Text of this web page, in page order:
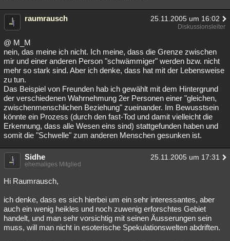
raumrausch 25.11.2005 um 16:02
Diskussionsleiter
@ M_M
nein, das meine ich nicht. Ich meine, dass die Grenze zwischen
mir und einer anderen Person "schwämmiger" werden bzw. nicht
mehr so stark sind. Aber ich denke, dass hat mit der Lebensweise
zu tun.
Das Beispiel von Freunden hab ich gewählt mit dem Hintergrund
der verschiedenen Wahrnehmung 2er Personen einer "gleichen,
zwischenmenschlichen Beziehung" zueinander. Im Bewusstsein
könnte ein Prozess (durch den fast-Tod und damit vielleicht die
Erkennung, dass alle Wesen eins sind) stattgefunden haben und
somit die "Schwelle" zum anderen Menschen gesunken ist.
Sidhe 25.11.2005 um 17:31
ehemaliges Mitglied
Hi Raumrausch,
ich denke, dass es sich hierbei um ein sehr interessantes, aber
auch ein wenig heikles und noch zuwenig erforschtes Gebiet
handelt, und man sehr vorsichtig mit seinen Äusserungen sein
muss, will man nicht in esoterische Spekulationswelten abdriften.